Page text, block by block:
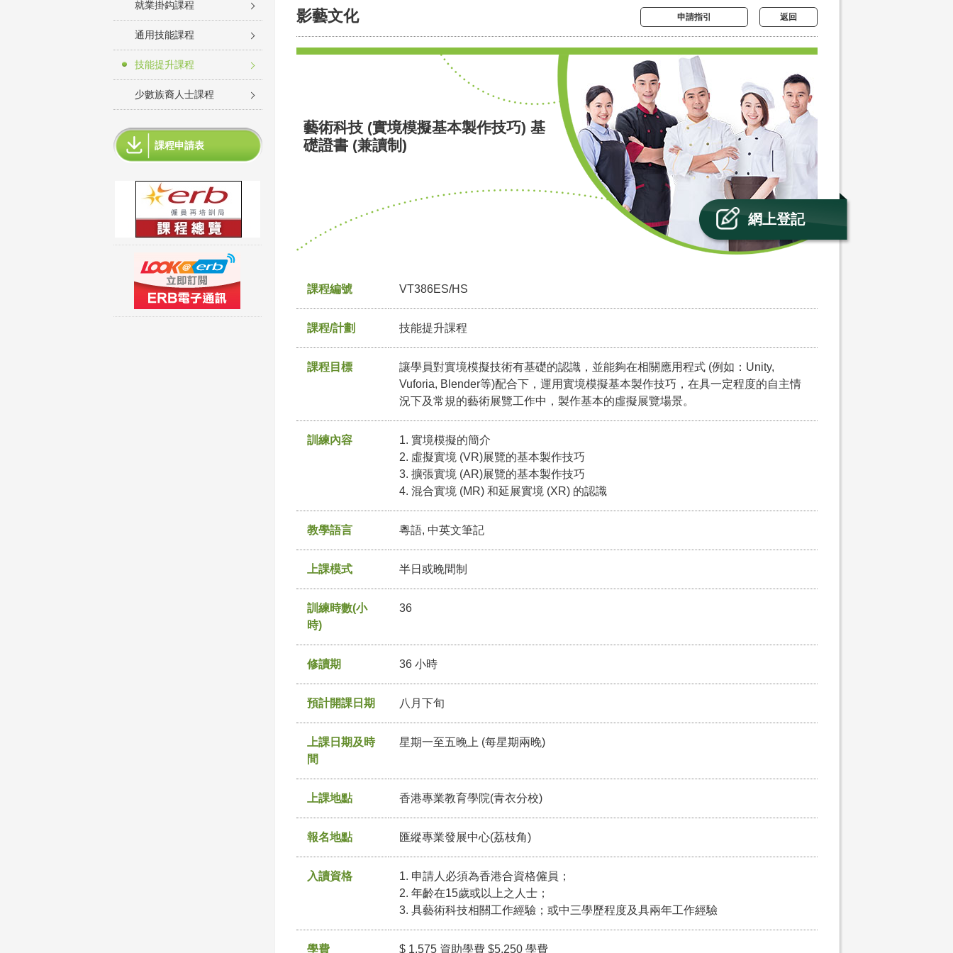
就業掛鈎課程
通用技能課程
技能提升課程
少數族裔人士課程
課程申請表
影藝文化 申請指引 返回
藝術科技 (實境模擬基本製作技巧) 基
礎證書 (兼讀制)
網上登記
課程編號 VT386ES/HS
課程/計劃 技能提升課程
課程目標
讓學員對實境模擬技術有基礎的認識，並能夠在相關應用程式 (例如：Unity,
Vuforia, Blender等)配合下，運用實境模擬基本製作技巧，在具一定程度的自主情
況下及常規的藝術展覽工作中，製作基本的虛擬展覽場景。
訓練內容
1. 實境模擬的簡介
2. 虛擬實境 (VR)展覽的基本製作技巧
3. 擴張實境 (AR)展覽的基本製作技巧
4. 混合實境 (MR) 和延展實境 (XR) 的認識
教學語言 粵語, 中英文筆記
上課模式 半日或晚間制
訓練時數(小
時)
36
修讀期 36 小時
預計開課日期 八月下旬
上課日期及時
間
星期一至五晚上 (每星期兩晚)
上課地點 香港專業教育學院(青衣分校)
報名地點 匯縱專業發展中心(荔枝角)
入讀資格
1. 申請人必須為香港合資格僱員；
2. 年齡在15歲或以上之人士；
3. 具藝術科技相關工作經驗；或中三學歷程度及具兩年工作經驗
學費 $ 1,575 資助學費 $5,250 學費